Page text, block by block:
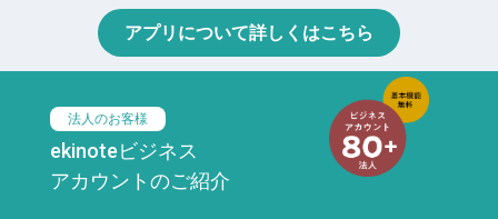
アプリについて詳しくはこちら
法人のお客様
ekinoteビジネス
アカウントのご紹介